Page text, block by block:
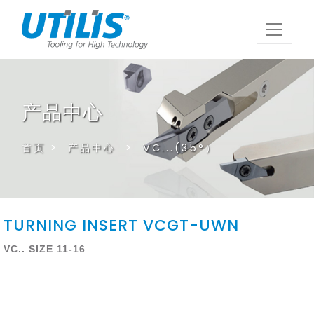
产品中心
首页 > 产品中心 > VC...(35°）
TURNING INSERT VCGT-UWN
VC.. SIZE 11-16